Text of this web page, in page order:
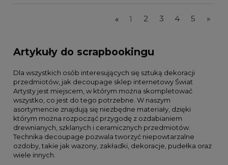
« 1 2 3 4 5 »
Artykuły do scrapbookingu
Dla wszystkich osób interesujących się sztuką dekoracji
przedmiotów, jak decoupage sklep internetowy Świat
Artysty jest miejscem, w którym można skompletować
wszystko, co jest do tego potrzebne. W naszym
asortymencie znajdują się niezbędne materiały, dzięki
którym można rozpocząć przygodę z ozdabianiem
drewnianych, szklanych i ceramicznych przedmiotów.
Technika decoupage pozwala tworzyć niepowtarzalne
ozdoby, takie jak wazony, zakładki, dekoracje, pudełka oraz
wiele innych.